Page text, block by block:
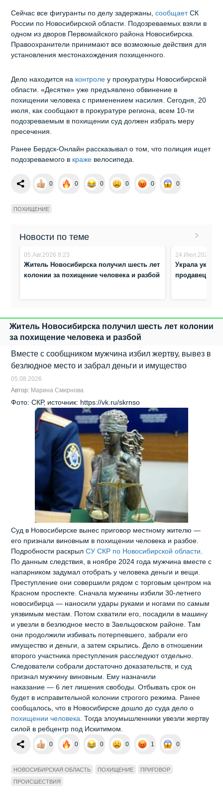
Сейчас все фигуранты по делу задержаны,сообщаетСК
России по Новосибирской области. Подозреваемых взяли в
одном из дворов Первомайского района Новосибирска.
Правоохранители принимают все возможные действия для
установления местонахождения похищенного.
Дело находится на контроле у прокуратуры Новосибирской
области. «Десятке» уже предъявлено обвинение в
похищении человека с применением насилия. Сегодня, 20
июля, как сообщают в прокуратуре региона, всем 10-ти
подозреваемым в похищении суд должен избрать меру
пресечения.
Ранее Бердск-Онлайн рассказывал о том, что полиция ищет
подозреваемого в краже велосипеда.
0 0 0 0 0 0
ПОХИЩЕНИЕ
Новости по теме
05.Авг.2026 8:23
Житель Новосибирска получил шесть лет
колонии за похищение человека и разбой
24.Июл.2026
Украла
продавец
Житель Новосибирска получил шесть лет колонии
за похищение человека и разбой
Вместе с сообщником мужчина избил жертву, вывез в
безлюдное место и забрал деньги и имущество
05.08.2026
Автор: Марина Смирнова
Фото: СКР, источник: https://vk.ru/skrnso
Суд в Новосибирске вынес приговор местному жителю —
его признали виновным в похищении человека и разбое.
Подробности раскрылСУ СКР по Новосибирской области
По данным следствия, в ноябре 2024 года мужчина вместе с
напарником задумал отобрать у человека деньги и вещи.
Преступление они совершили рядом с торговым центром на
Красном проспекте. Сначала мужчины избили 30‑летнего
новосибирца — наносили удары руками и ногами по самым
уязвимым местам. Потом схватили его, посадили в машину
и увезли в безлюдное место в Заельцовском районе. Там
они продолжили избивать потерпевшего, забрали его
имущество и деньги, а затем скрылись. Дело в отношении
второго участника преступления расследуют отдельно.
Следователи собрали достаточно доказательств, и суд
признал мужчину виновным. Ему назначили
наказание — 6 лет лишения свободы. Отбывать срок он
будет в исправительной колонии строгого режима. Ранее
сообщалось, что в Новосибирске дошло до суда дело о
похищении человека . Тогда злоумышленники увезли жертву
силой в ребцентр под Искитимом.
0 0 0 0 1 0
НОВОСИБИРСКАЯ ОБЛАСТЬ ПОХИЩЕНИЕ
ПРИГОВОР
ПРОИСШЕСТВИЯ